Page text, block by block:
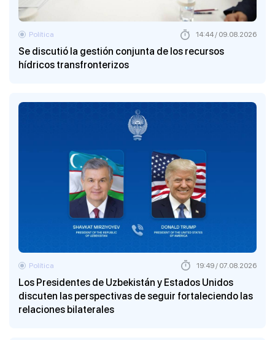
Se discutió la gestión conjunta de los recursos
hídricos transfronterizos
Política 14:44 / 09.08.2026
Los Presidentes de Uzbekistán y Estados Unidos
discuten las perspectivas de seguir fortaleciendo las
relaciones bilaterales
Política 19:49 / 07.08.2026